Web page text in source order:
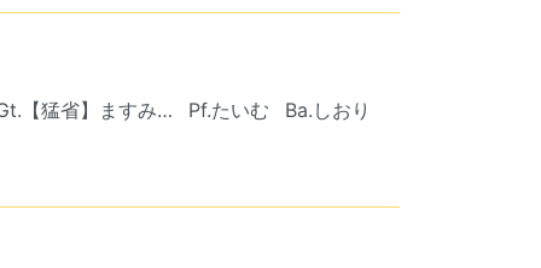
【猛省】ますみ… Pf.たいむ
Ba.しおり